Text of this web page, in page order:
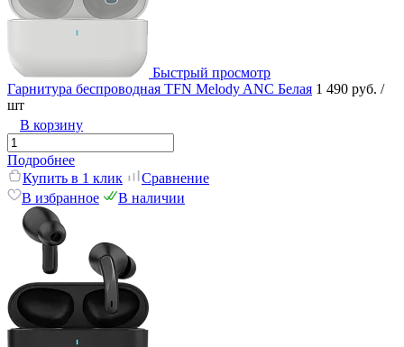
Быстрый просмотр
Гарнитура беспроводная TFN Melody ANC Белая 1 490 руб. /
шт
В корзину
Подробнее
Купить в 1 клик
Сравнение
В избранное
В наличии